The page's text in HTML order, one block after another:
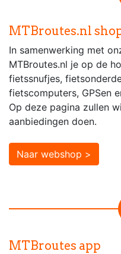
MTBroutes.nl
In samenwerking met
MTBroutes.nl je op de
fietssnufjes,
fietscomputers, GPSen
Op deze pagina zullen
aanbiedingen doen.
Naar webshop >
MTBroutes app